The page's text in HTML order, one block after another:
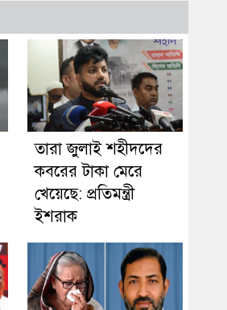
তারা জুলাই শহীদদের
কবরের টাকা মেরে
খেয়েছে: প্রতিমন্ত্রী
ইশরাক